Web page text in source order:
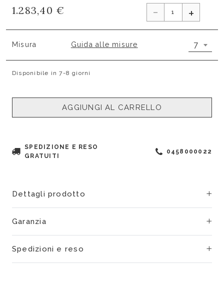
1.283,40 € - +
Misura Guida alle misure 7
Disponibile in 7-8 giorni
AGGIUNGI AL CARRELLO
SPEDIZIONE E RESO
GRATUITI
0458000022
Dettagli prodotto
Garanzia
Spedizioni e reso